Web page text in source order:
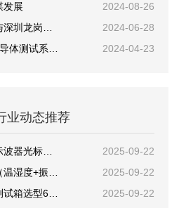
发展
2024-08-26
2024-06-28
2024-04-23
业动态推荐
2025-09-22
2025-09-22
2025-09-22